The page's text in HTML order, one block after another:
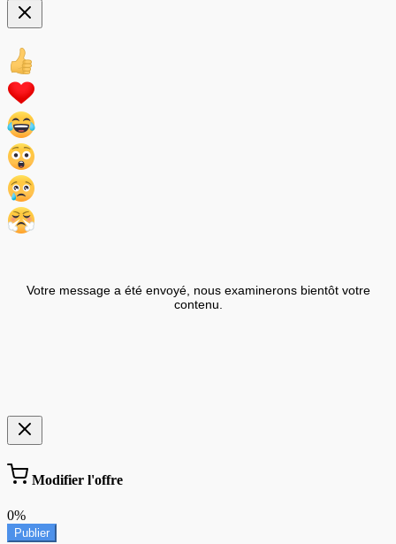
Votre message a été envoyé, nous examinerons bientôt votre
contenu.
Modifier l'offre
0%
Publier